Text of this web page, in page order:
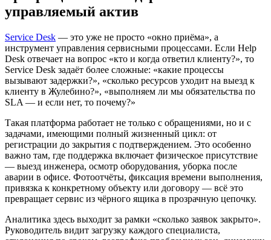
управляемый актив
Service Desk — это уже не просто «окно приёма», а
инструмент управления сервисными процессами. Если Help
Desk отвечает на вопрос «кто и когда ответил клиенту?», то
Service Desk задаёт более сложные: «какие процессы
вызывают задержки?», «сколько ресурсов уходит на выезд к
клиенту в Жулебино?», «выполняем ли мы обязательства по
SLA — и если нет, то почему?»
Такая платформа работает не только с обращениями, но и с
задачами, имеющими полный жизненный цикл: от
регистрации до закрытия с подтверждением. Это особенно
важно там, где поддержка включает физическое присутствие
— выезд инженера, осмотр оборудования, уборка после
аварии в офисе. Фотоотчёты, фиксация времени выполнения,
привязка к конкретному объекту или договору — всё это
превращает сервис из чёрного ящика в прозрачную цепочку.
Аналитика здесь выходит за рамки «сколько заявок закрыто».
Руководитель видит загрузку каждого специалиста,